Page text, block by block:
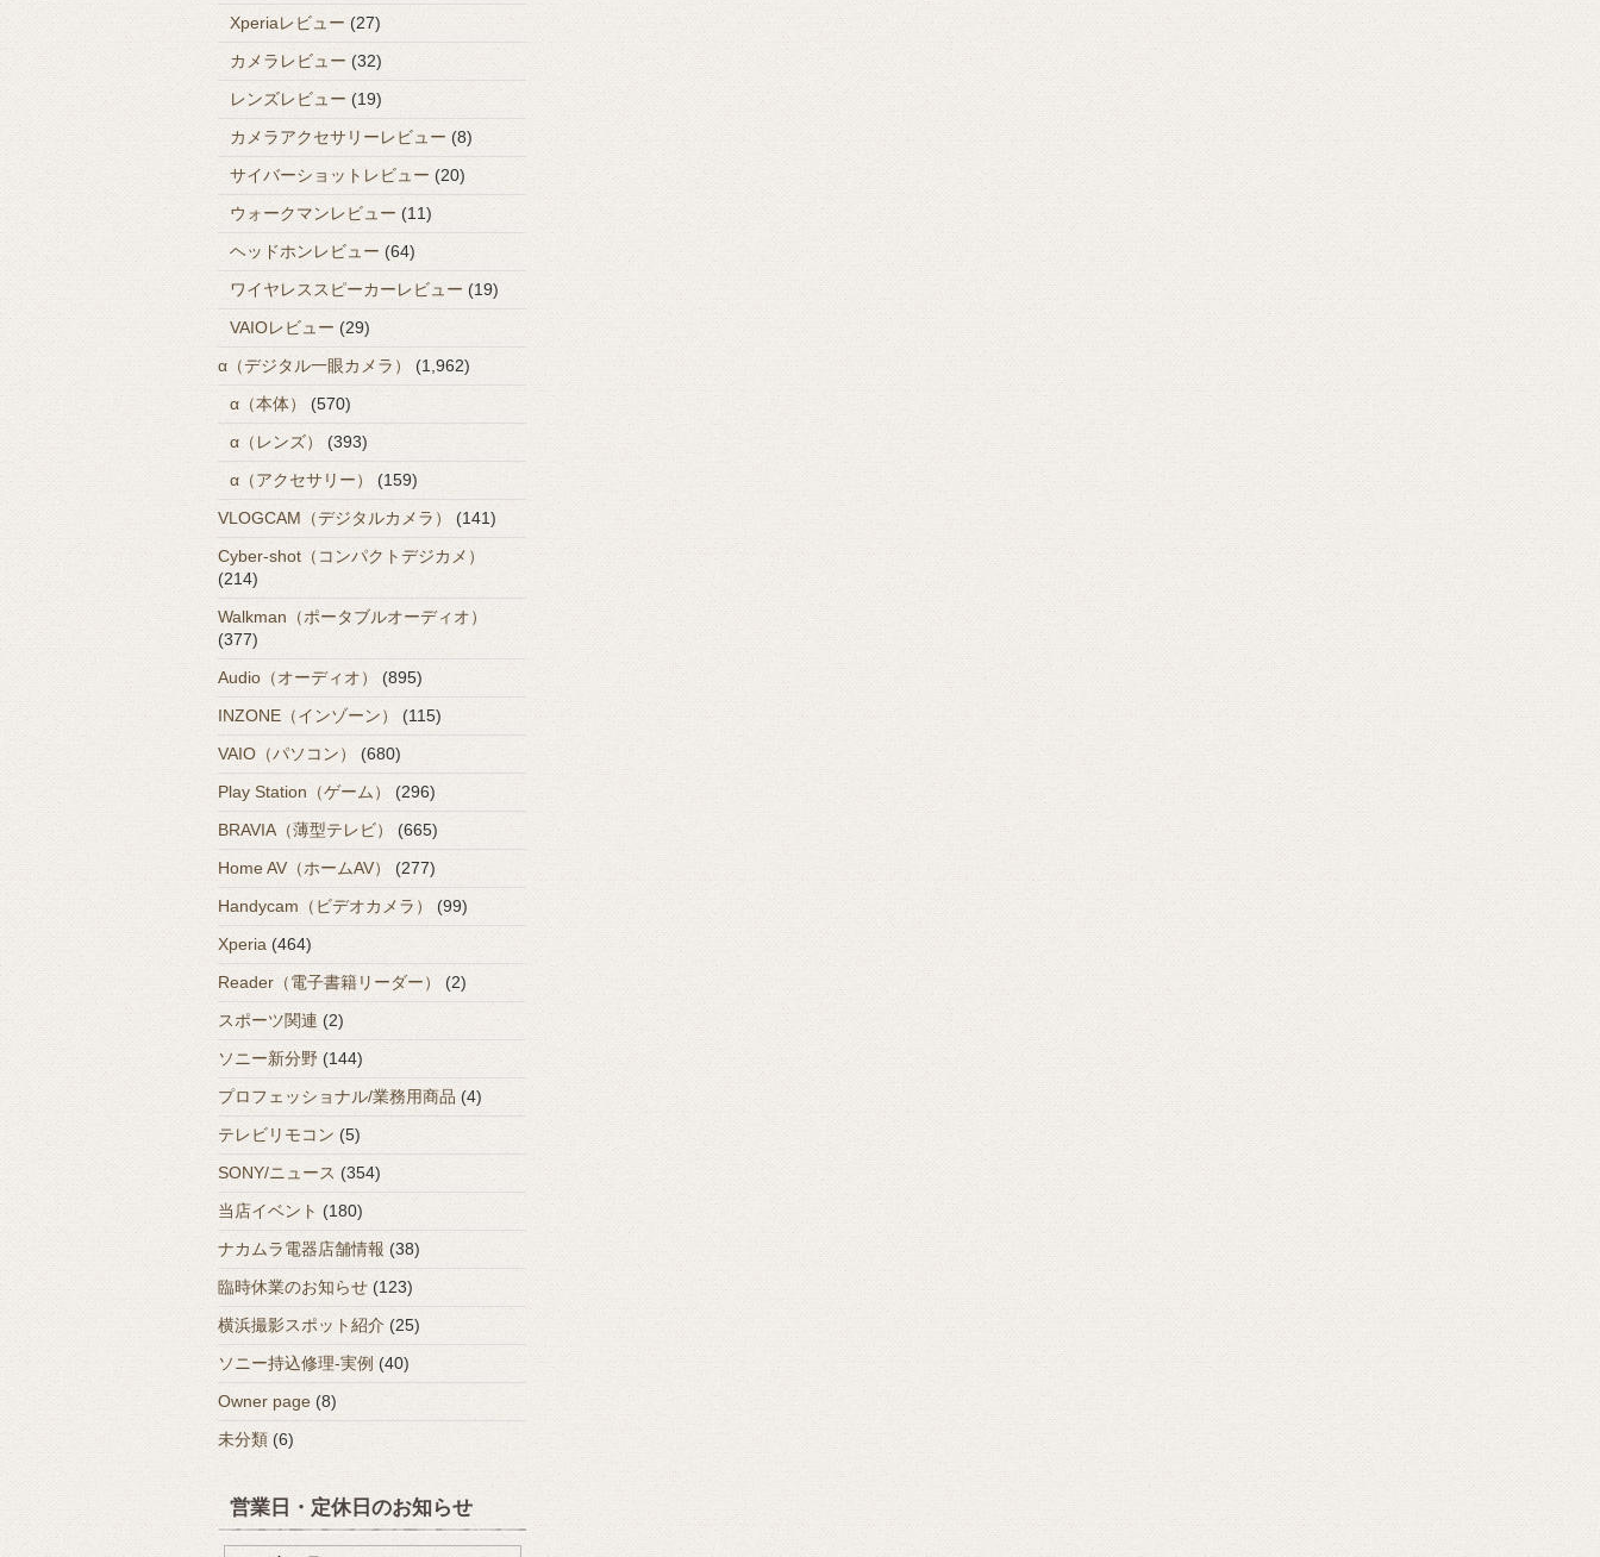
Xperiaレビュー(27)
カメラレビュー (32)
レンズレビュー (19)
カメラアクセサリーレビュー (8)
サイバーショットレビュー (20)
ウォークマンレビュー (11)
ヘッドホンレビュー (64)
ワイヤレススピーカーレビュー (19)
VAIOレビュー (29)
α（デジタル一眼カメラ）
(1,962)
α（本体）
(570)
α（レンズ）
(393)
α（アクセサリー）
(159)
VLOGCAM（デジタルカメラ）
(141)
Cyber-shot（コンパクトデジカメ）
(214)
Walkman（ポータブルオーディオ）
(377)
Audio（オーディオ）
(895)
INZONE（インゾーン）
(115)
VAIO（パソコン）
(680)
Play Station（ゲーム）
(296)
BRAVIA（薄型テレビ）
(665)
Home AV（ホームAV）
(277)
Handycam（ビデオカメラ）
(99)
Xperia (464)
Reader（電子書籍リーダー）
(2)
スポーツ関連 (2)
ソニー新分野 (144)
プロフェッショナル/業務用商品 (4)
テレビリモコン (5)
SONY/ニュース (354)
当店イベント (180)
ナカムラ電器店舗情報 (38)
臨時休業のお知らせ (123)
横浜撮影スポット紹介 (25)
ソニー持込修理-実例 (40)
Owner page (8)
未分類 (6)
営業日・定休日のお知らせ